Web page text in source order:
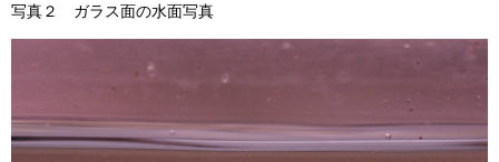
写真２ ガラス面の水面写真